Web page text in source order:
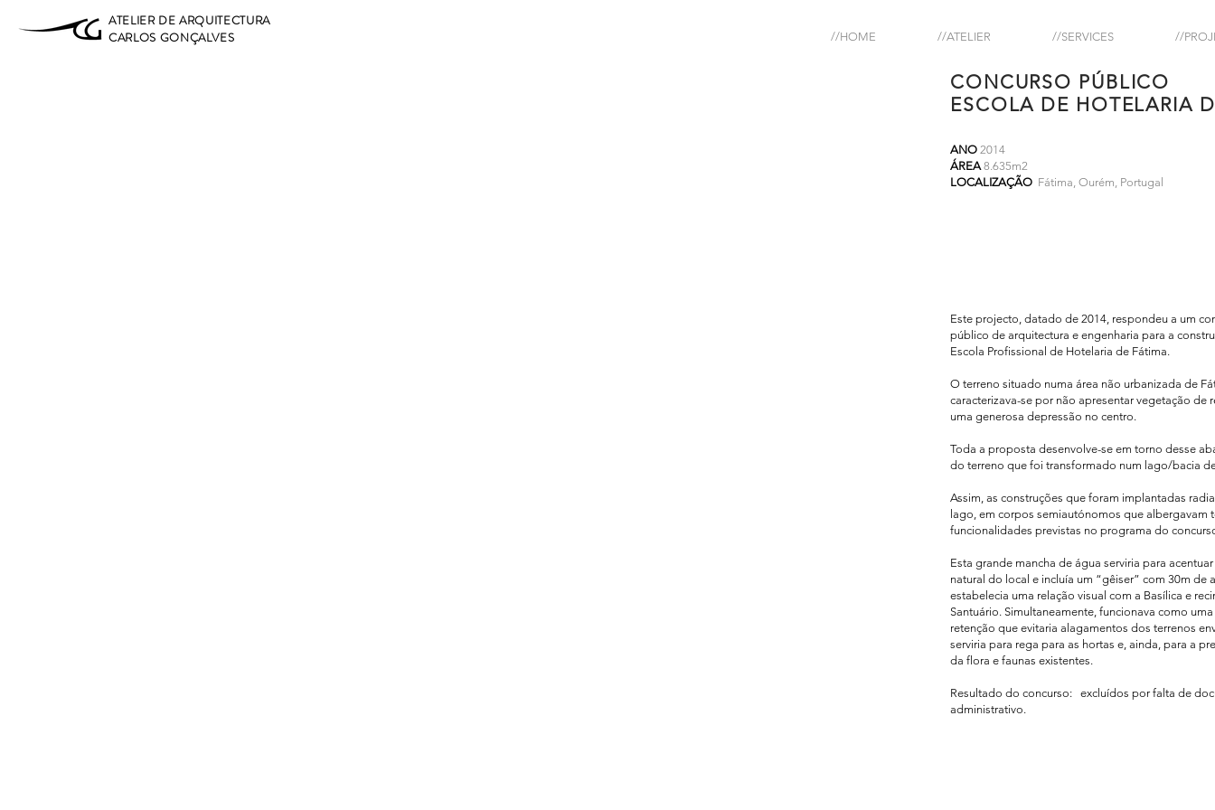
ATELIER DE ARQUITECTURA
CARLOS GONÇALVES
//HOME //ATELIER //SERVICES //
CONCURSO PÚBLICO
ESCOLA DE HOTELARIA
ANO 2014
ÁREA 8.635m2
LOCALIZAÇÃO Fátima, Ourém, Portugal
Este projecto, datado de 2014, respondeu a um
público de arquitectura e engenharia para a
Escola Profissional de Hotelaria de Fátima.
O terreno situado numa área não urbanizada de
caracterizava-se por não apresentar vegetação de
uma generosa depressão no centro.
Toda a proposta desenvolve-se em torno desse
do terreno que foi transformado num lago/bacia
Assim, as construções que foram implantadas
lago, em corpos semiautónomos que albergavam
funcionalidades previstas no programa do
Esta grande mancha de água serviria para
natural do local e incluía um “gêiser” com 30m de
estabelecia uma relação visual com a Basílica e
Santuário. Simultaneamente, funcionava como
retenção que evitaria alagamentos dos terrenos
serviria para rega para as hortas e, ainda, para a
da flora e faunas existentes.
Resultado do concurso: excluídos por falta de
administrativo.